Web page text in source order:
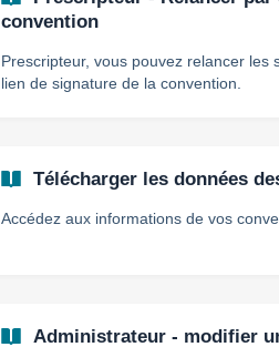
convention
Prescripteur, vous pouvez relancer
lien de signature de la convention.
Télécharger les données
Accédez aux informations de vos
Administrateur - modifier